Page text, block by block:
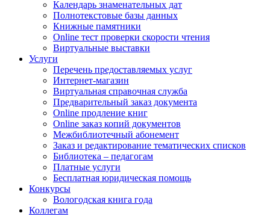
Календарь знаменательных дат
Полнотекстовые базы данных
Книжные памятники
Online тест проверки скорости чтения
Виртуальные выставки
Услуги
Перечень предоставляемых услуг
Интернет-магазин
Виртуальная справочная служба
Предварительный заказ документа
Online продление книг
Online заказ копий документов
Межбиблиотечный абонемент
Заказ и редактирование тематических списков
Библиотека – педагогам
Платные услуги
Бесплатная юридическая помощь
Конкурсы
Вологодская книга года
Коллегам